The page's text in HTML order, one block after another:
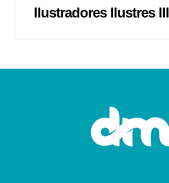
Ilustradores Ilustres III